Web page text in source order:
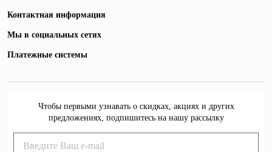
Контактная информация
Мы в социальных сетях
Платежные системы
Чтобы первыми узнавать о скидках, акциях и других
предложениях, подпишитесь на нашу рассылку